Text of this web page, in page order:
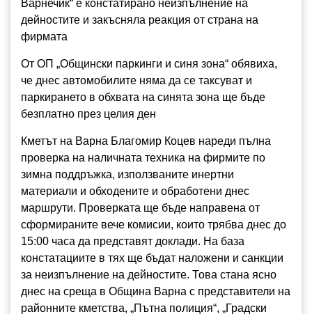
Варнечик“ е констатирано неизпълнение на
дейностите и закъсняла реакция от страна на
фирмата
От ОП „Общински паркинги и синя зона“ обявиха,
че днес автомобилите няма да се таксуват и
паркирането в обхвата на синята зона ще бъде
безплатно през целия ден
Кметът на Варна Благомир Коцев нареди пълна
проверка на наличната техника на фирмите по
зимна поддръжка, използваните инертни
материали и обходените и обработени днес
маршрути. Проверката ще бъде направена от
сформираните вече комисии, които трябва днес до
15:00 часа да представят доклади. На база
констатациите в тях ще бъдат наложени и санкции
за неизпълнение на дейностите. Това стана ясно
днес на среща в Община Варна с представители на
районните кметства, „Пътна полиция“, „Градски